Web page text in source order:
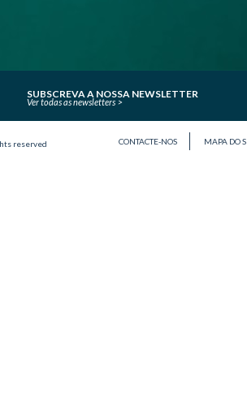
SUBSCREVA A NOSSA NEWSLETTER
Ver todas as newsletters
reserved CONTACTE-NOS MAPA DO